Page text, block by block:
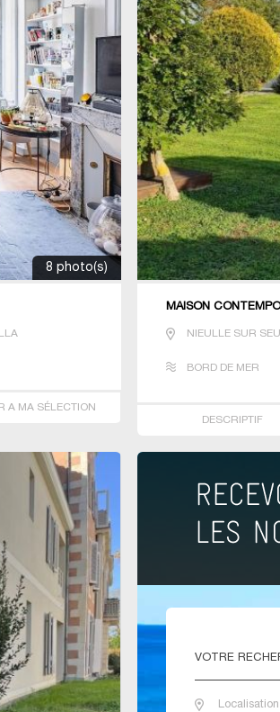
8 photo(s)
A MA SÉLECTION
MAISON
NIEULLE SUR
BORD DE MER
DESCRIPTIF
VOTRE